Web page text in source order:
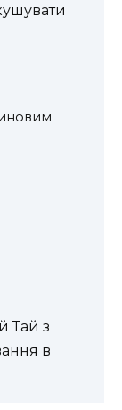
Тай з
в